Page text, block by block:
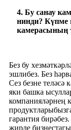
4. Бу санау
нинди? Күпме
камерасының
Без бу
эшлибез. Без
Сез безне теләсә
яки башка
компанияләрнең
гарантия
җирле